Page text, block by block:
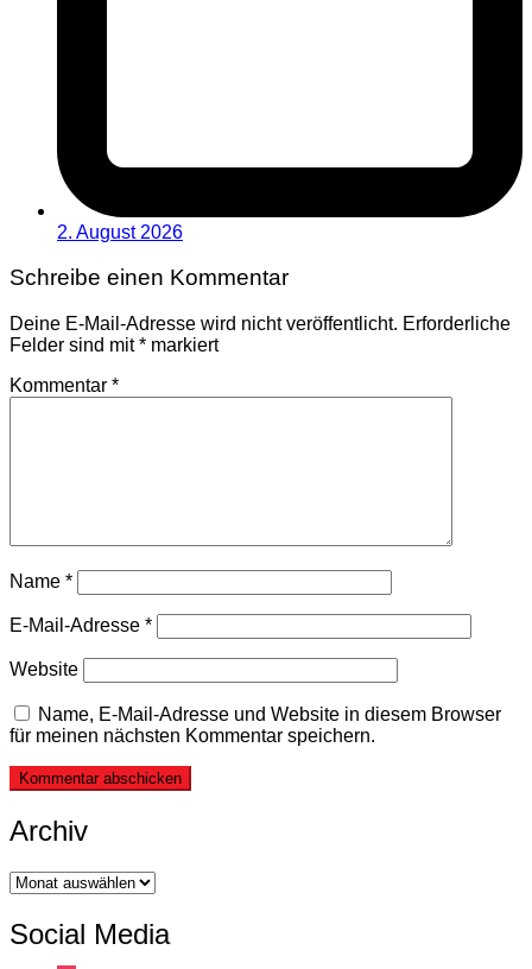
2. August 2026
Schreibe einen Kommentar
Deine E-Mail-Adresse wird nicht veröffentlicht. Erforderliche
Felder sind mit* markiert
Kommentar *
Name *
E-Mail-Adresse *
Website
Name, E-Mail-Adresse und Website in diesem Browser
für meinen nächsten Kommentar speichern.
Archiv
Archiv
Social Media